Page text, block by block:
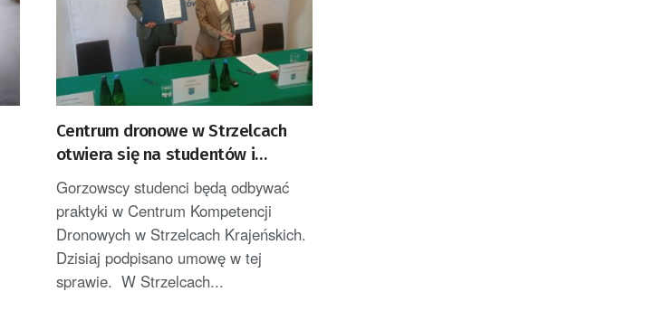
Centrum dronowe w Strzelcach
otwiera się na studentów i
badaczy AJP
Gorzowscy studenci będą odbywać
praktyki w Centrum Kompetencji
Dronowych w Strzelcach Krajeńskich.
Dzisiaj podpisano umowę w tej
sprawie. W Strzelcach...